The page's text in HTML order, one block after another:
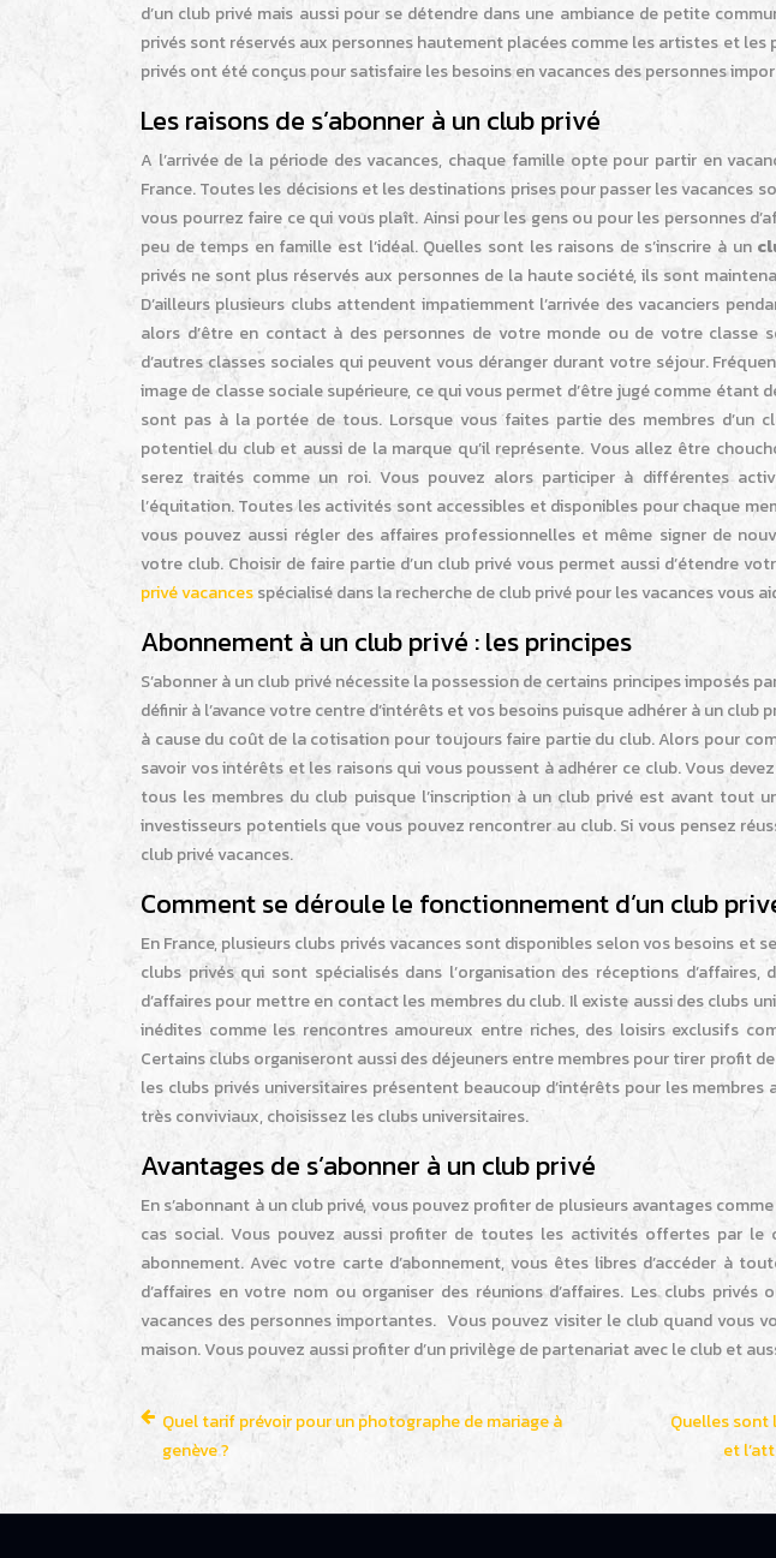
d’un club privé mais aussi pour se détendre dans une ambiance de petite
privés sont réservés aux personnes hautement placées comme les artistes et
privés ont été conçus pour satisfaire les besoins en vacances des personnes
Les raisons de s’abonner à un club privé
A l’arrivée de la période des vacances, chaque famille opte pour partir en
France. Toutes les décisions et les destinations prises pour passer les vacances
vous pourrez faire ce qui vous plaît. Ainsi pour les gens ou pour les personnes
peu de temps en famille est l’idéal. Quelles sont les raisons de s’inscrire à un
privés ne sont plus réservés aux personnes de la haute société, ils sont
D’ailleurs plusieurs clubs attendent impatiemment l’arrivée des vacanciers
alors d’être en contact à des personnes de votre monde ou de votre classe
d’autres classes sociales qui peuvent vous déranger durant votre séjour.
image de classe sociale supérieure, ce qui vous permet d’être jugé comme étant
sont pas à la portée de tous. Lorsque vous faites partie des membres d’un
potentiel du club et aussi de la marque qu’il représente. Vous allez être
serez traités comme un roi. Vous pouvez alors participer à différentes
l’équitation. Toutes les activités sont accessibles et disponibles pour chaque
vous pouvez aussi régler des affaires professionnelles et même signer de
votre club. Choisir de faire partie d’un club privé vous permet aussi d’étendre
privé vacancesspécialisé dans la recherche de club privé pour les vacances vous
Abonnement à un club privé : les principes
S’abonner à un club privé nécessite la possession de certains principes imposés
définir à l’avance votre centre d’intérêts et vos besoins puisque adhérer à un club
à cause du coût de la cotisation pour toujours faire partie du club. Alors pour
savoir vos intérêts et les raisons qui vous poussent à adhérer ce club. Vous
tous les membres du club puisque l’inscription à un club privé est avant tout
investisseurs potentiels que vous pouvez rencontrer au club. Si vous pensez
club privé vacances.
Comment se déroule le fonctionnement d’un club
En France, plusieurs clubs privés vacances sont disponibles selon vos besoins et
clubs privés qui sont spécialisés dans l’organisation des réceptions
d’affaires pour mettre en contact les membres du club. Il existe aussi des clubs
inédites comme les rencontres amoureux entre riches, des loisirs exclusifs
Certains clubs organiseront aussi des déjeuners entre membres pour tirer profit
les clubs privés universitaires présentent beaucoup d’intérêts pour les
très conviviaux, choisissez les clubs universitaires.
Avantages de s’abonner à un club privé
En s’abonnant à un club privé, vous pouvez profiter de plusieurs avantages
cas social. Vous pouvez aussi profiter de toutes les activités offertes par le
abonnement. Avec votre carte d’abonnement, vous êtes libres d’accéder à
d’affaires en votre nom ou organiser des réunions d’affaires. Les clubs
vacances des personnes importantes. Vous pouvez visiter le club quand vous
maison. Vous pouvez aussi profiter d’un privilège de partenariat avec le club et
Quel tarif prévoir pour un photographe de mariage à
genève ?
Quelles
et